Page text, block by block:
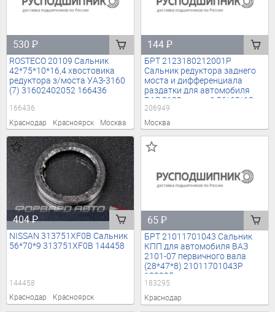
530₽
ROSTECO 20109 Сальник
42*75*10*16,4 хвостовика
редуктора з/моста УАЗ-3160
(7) 31602402052 166436
166436
Краснодар
Красноярск Москва
144₽
БРТ 2123180212001Р
Сальник редуктора заднего
моста и дифференциала
раздатки для автомобиля
ВАЗ 2123 правый 36*68*12
206949
206949
Москва
404₽
NISSAN 313751XF0B Сальник
56*70*9 313751XF0B 144458
144458
Краснодар
Красноярск
65₽
БРТ 21011701043 Сальник
КПП для автомобиля ВАЗ
2101-07 первичного вала
(28*47*8) 21011701043Р
183295
183295
Краснодар